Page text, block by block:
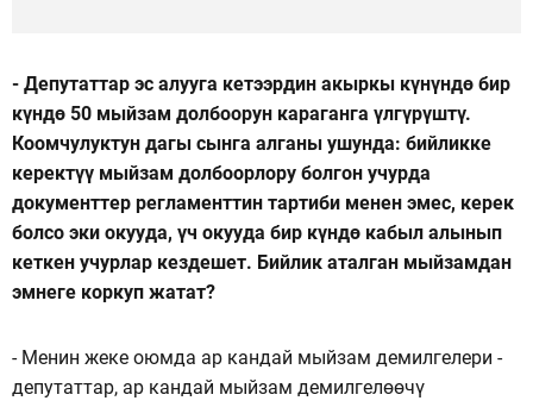
- Депутаттар эс алууга кетээрдин акыркы күнүндө бир
күндө 50 мыйзам долбоорун караганга үлгүрүштү.
Коомчулуктун дагы сынга алганы ушунда: бийликке
керектүү мыйзам долбоорлору болгон учурда
документтер регламенттин тартиби менен эмес, керек
болсо эки окууда, үч окууда бир күндө кабыл алынып
кеткен учурлар кездешет. Бийлик аталган мыйзамдан
эмнеге коркуп жатат?
- Менин жеке оюмда ар кандай мыйзам демилгелери -
депутаттар, ар кандай мыйзам демилгелөөчү